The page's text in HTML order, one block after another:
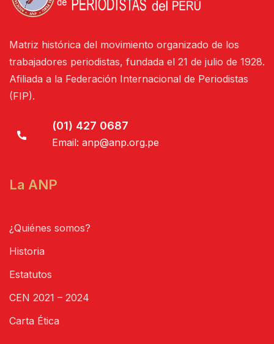
Matriz histórica del movimiento organizado de los
trabajadores periodistas, fundada el 21 de julio de 1928.
Afiliada a la Federación Internacional de Periodistas
(FIP).
(01) 427 0687
Email: anp@anp.org.pe
La ANP
¿Quiénes somos?
Historia
Estatutos
CEN 2021 – 2024
Carta Ética